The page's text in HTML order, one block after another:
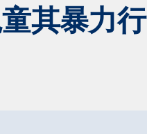
其暴力行